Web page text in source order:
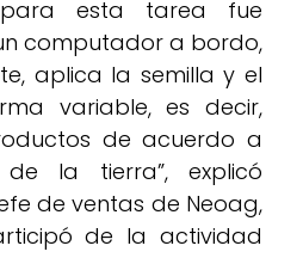
esta tarea fue
computador a bordo,
aplica la semilla y el
variable, es decir,
de acuerdo a
de la tierra”, explicó
de ventas de Neoag,
de la actividad